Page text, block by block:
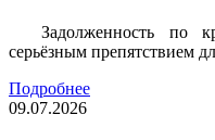
Задолженность по
серьёзным препятствием
Подробнее
09.07.2026